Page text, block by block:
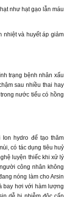
như hạt gạo lẫn máu
nhiệt và huyết áp giảm
trạng bệnh nhân xấu
sau nhiều thai hay
nước tiểu có hồng
hydro để tạo thăm
có tác dụng tiêu huỷ
luyện thiếc khi xử lý
công nhân không
nóng làm cho Arsin
bay hơi với hàm lượng